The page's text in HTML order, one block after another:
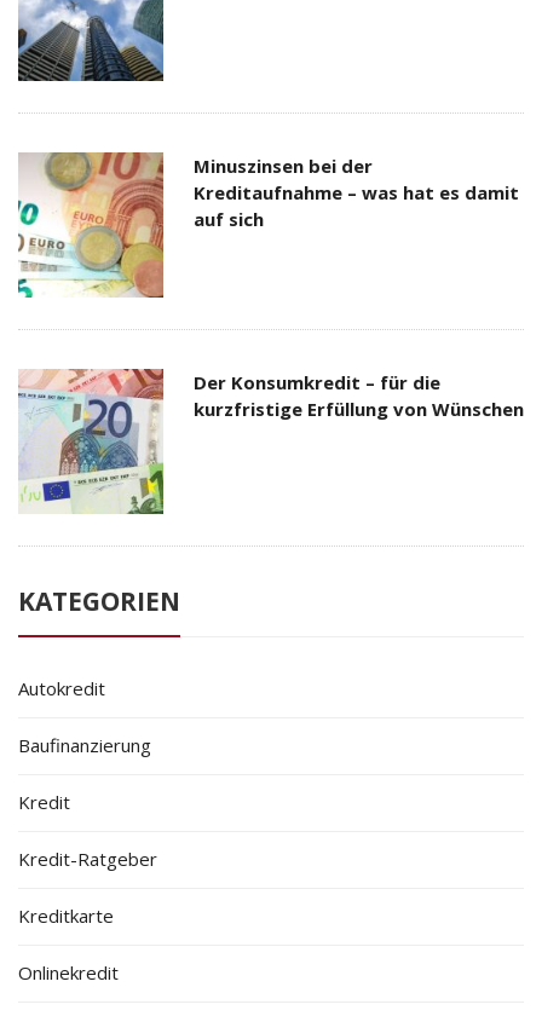
Minuszinsen bei der
Kreditaufnahme – was hat es damit
auf sich
Der Konsumkredit – für die
kurzfristige Erfüllung von Wünschen
KATEGORIEN
Autokredit
Baufinanzierung
Kredit
Kredit-Ratgeber
Kreditkarte
Onlinekredit